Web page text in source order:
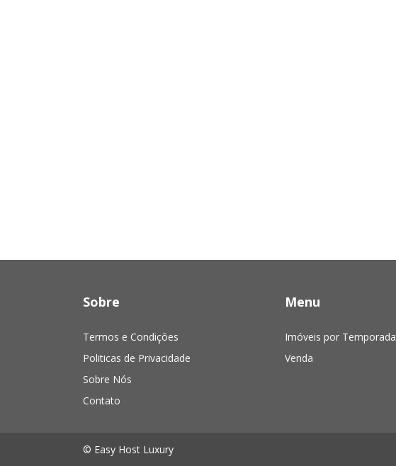
Sobre
Termos e Condições
Politicas de Privacidade
Sobre Nós
Contato
Menu
Imóveis por Temporada
Venda
© Easy Host Luxury